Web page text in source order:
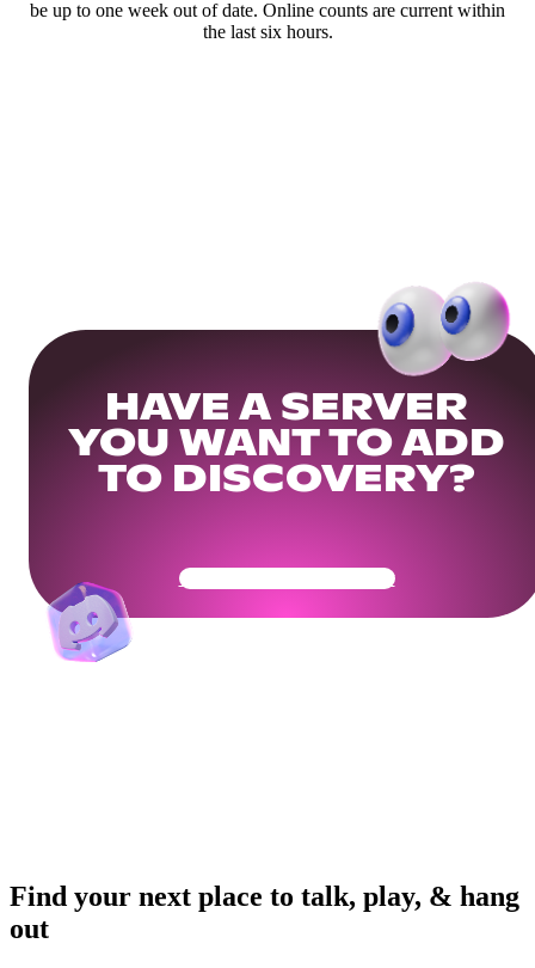
be up to one week out of date. Online counts are current within
the last six hours.
HAVE A SERVER
YOU WANT TO ADD
TO DISCOVERY?
Get Your Community Ready
Find your next place to talk, play, & hang
out